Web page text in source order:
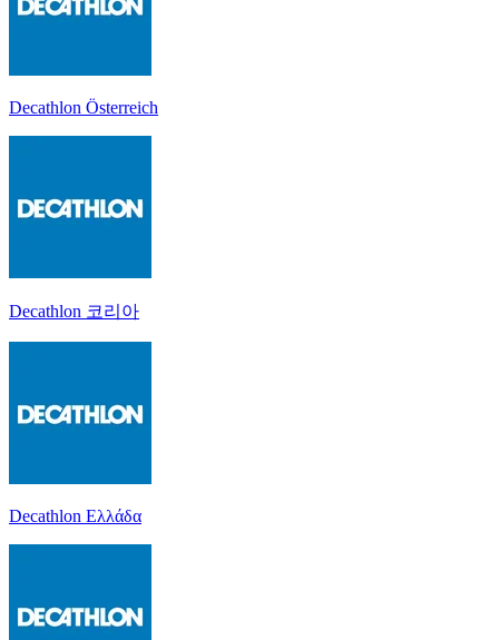
Decathlon Österreich
Decathlon 코리아
Decathlon Ελλάδα